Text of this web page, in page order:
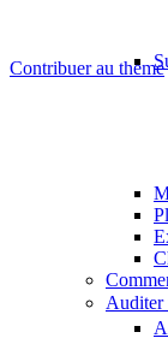
Auditer
Contribuer au thème